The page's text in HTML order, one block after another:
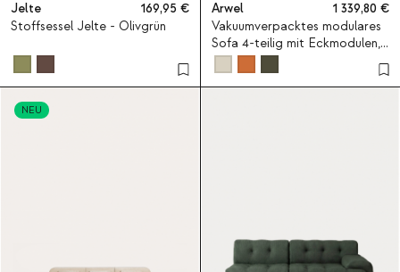
Jelte
169,95
Stoffsessel Jelte - Olivgrün
Arwel
1 339,80
Vakuumverpacktes modulares
Sofa 4-teilig mit Eckmodulen,
Mittelmodul und Chaise-
longue-Modul aus Stoff Rhys -
NEU